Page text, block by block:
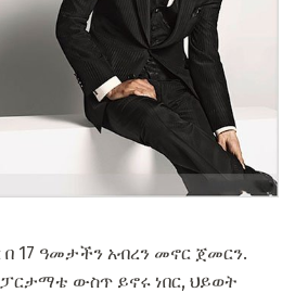
17 ዓመታችን አብረን መኖር ጀመርን.
ውስጥ ይኖሩ ነበር, ህይወት